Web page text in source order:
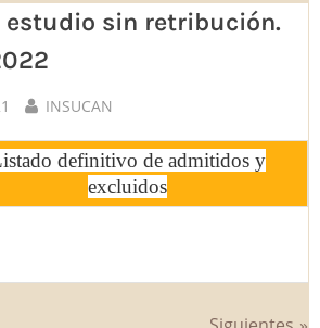
estudio sin retribución.
By
INSUCAN
definitivo de admitidos y
excluidos